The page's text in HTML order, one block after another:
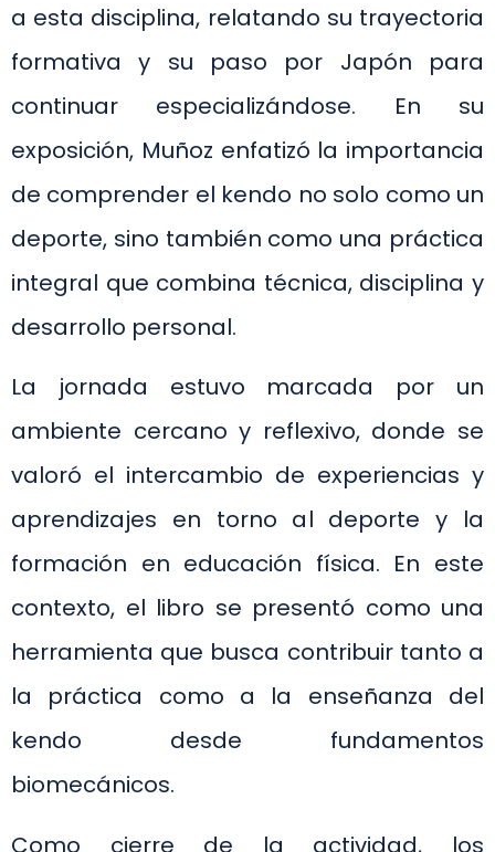
a esta disciplina, relatando su trayectoria
formativa y su paso por Japón para
continuar especializándose. En su
exposición, Muñoz enfatizó la importancia
de comprender el kendo no solo como un
deporte, sino también como una práctica
integral que combina técnica, disciplina y
desarrollo personal.
La jornada estuvo marcada por un
ambiente cercano y reflexivo, donde se
valoró el intercambio de experiencias y
aprendizajes en torno al deporte y la
formación en educación física. En este
contexto, el libro se presentó como una
herramienta que busca contribuir tanto a
la práctica como a la enseñanza del
kendo desde fundamentos
biomecánicos.
Como cierre de la actividad, los